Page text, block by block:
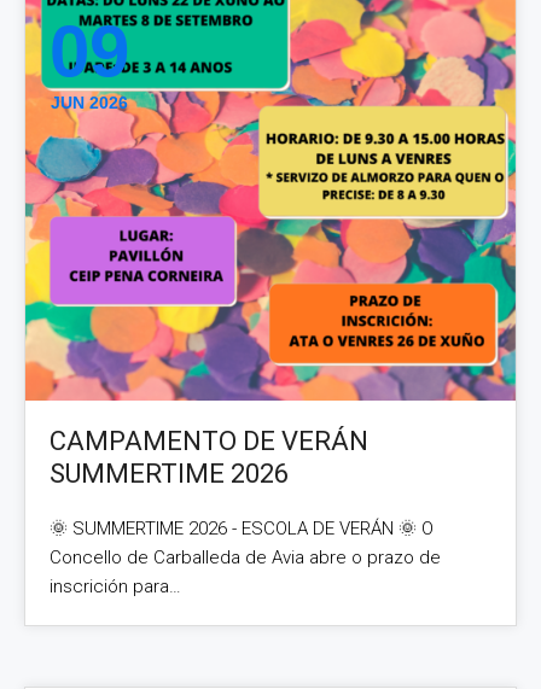
09
JUN 2026
CAMPAMENTO DE VERÁN
SUMMERTIME 2026
🌞 SUMMERTIME 2026 - ESCOLA DE VERÁN 🌞 O
Concello de Carballeda de Avia abre o prazo de
inscrición para…